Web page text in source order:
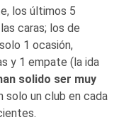
los últimos 5
caras; los de
1 ocasión,
y 1 empate (la ida
solido ser muy
solo un club en cada